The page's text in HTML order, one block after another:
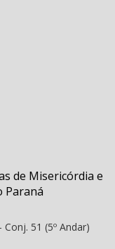
de Misericórdia e
Paraná
51 (5º Andar)